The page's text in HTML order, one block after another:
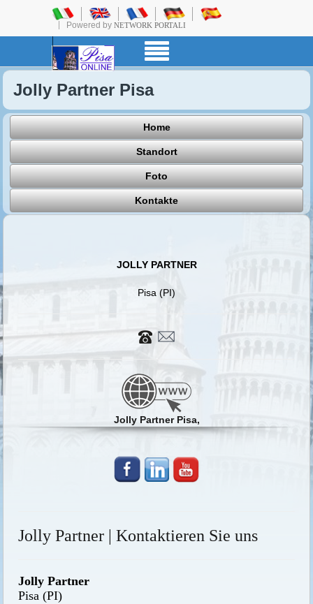
Powered by NETWORK PORTALI
Jolly Partner Pisa
Home
Standort
Foto
Kontakte
JOLLY PARTNER
Pisa (PI)
Jolly Partner Pisa,
Jolly Partner | Kontaktieren Sie uns
Jolly Partner
Pisa (PI)